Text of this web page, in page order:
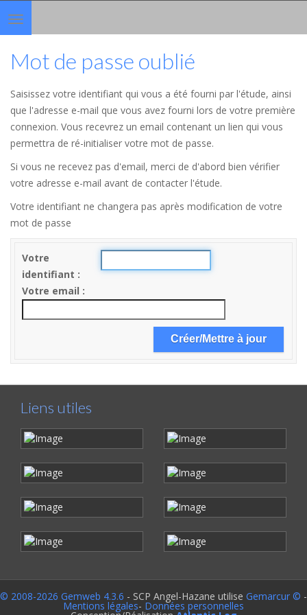
Toggle
navigation
Mot de passe oublié
Saisissez votre identifiant qui vous a été fourni par l'étude, ainsi
que l'adresse e-mail que vous avez fourni lors de votre première
connexion. Vous recevrez un email contenant un lien qui vous
permettra de ré-initialiser votre mot de passe.
Si vous ne recevez pas d'email, merci de d'abord bien vérifier
votre adresse e-mail avant de contacter l'étude.
Votre identifiant ne changera pas après modification de votre
mot de passe
Votre
identifiant
Votre email
Liens utiles
© 2008-2026 Gemweb 4.3.6 - SCP Angel-Hazane utilise Gemarcur © -
Mentions légales- Données personnelles